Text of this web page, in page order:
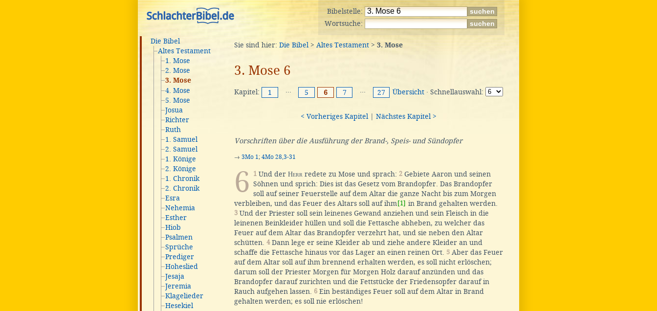
Bibelstelle:
Wortsuche:
Die Bibel
Altes Testament
1. Mose
2. Mose
3. Mose
4. Mose
5. Mose
Josua
Richter
Ruth
1. Samuel
2. Samuel
1. Könige
2. Könige
1. Chronik
2. Chronik
Esra
Nehemia
Esther
Hiob
Psalmen
Sprüche
Prediger
Hoheslied
Jesaja
Jeremia
Klagelieder
Hesekiel
Sie sind hier: Die Bibel> Altes Testament>3. Mose
3. Mose 6
Kapitel: 1 ··· 5 6 7 ··· 27 Übersicht · Schnellauswahl:
< Vorheriges Kapitel Nächstes Kapitel >
Vorschriften über die Ausführung der Brand-, Speis- und Sündopfer
→ 3Mo 1; 4Mo 28,3-31
6 1 Und der Herr redete zu Mose und sprach: 2 Gebiete Aaron und seinen
Söhnen und sprich: Dies ist das Gesetz vom Brandopfer. Das Brandopfer
soll auf seiner Feuerstelle auf dem Altar die ganze Nacht bis zum Morgen
verbleiben, und das Feuer des Altars soll auf ihm [1] in Brand gehalten werden.
3 Und der Priester soll sein leinenes Gewand anziehen und sein Fleisch in die
leinenen Beinkleider hüllen und soll die Fettasche abheben, zu welcher das
Feuer auf dem Altar das Brandopfer verzehrt hat, und sie neben den Altar
schütten. 4Dann lege er seine Kleider ab und ziehe andere Kleider an und
schaffe die Fettasche hinaus vor das Lager an einen reinen Ort. 5 Aber das Feuer
auf dem Altar soll auf ihm brennend erhalten werden, es soll nicht erlöschen;
darum soll der Priester Morgen für Morgen Holz darauf anzünden und das
Brandopfer darauf zurichten und die Fettstücke der Friedensopfer darauf in
Rauch aufgehen lassen. 6 Ein beständiges Feuer soll auf dem Altar in Brand
gehalten werden; es soll nie erlöschen!